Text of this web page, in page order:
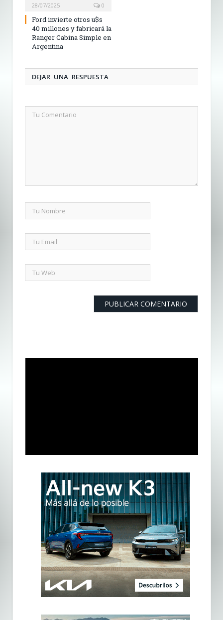
28/07/2025 0
Ford invierte otros u$s
40 millones y fabricará la
Ranger Cabina Simple en
Argentina
DEJAR UNA RESPUESTA